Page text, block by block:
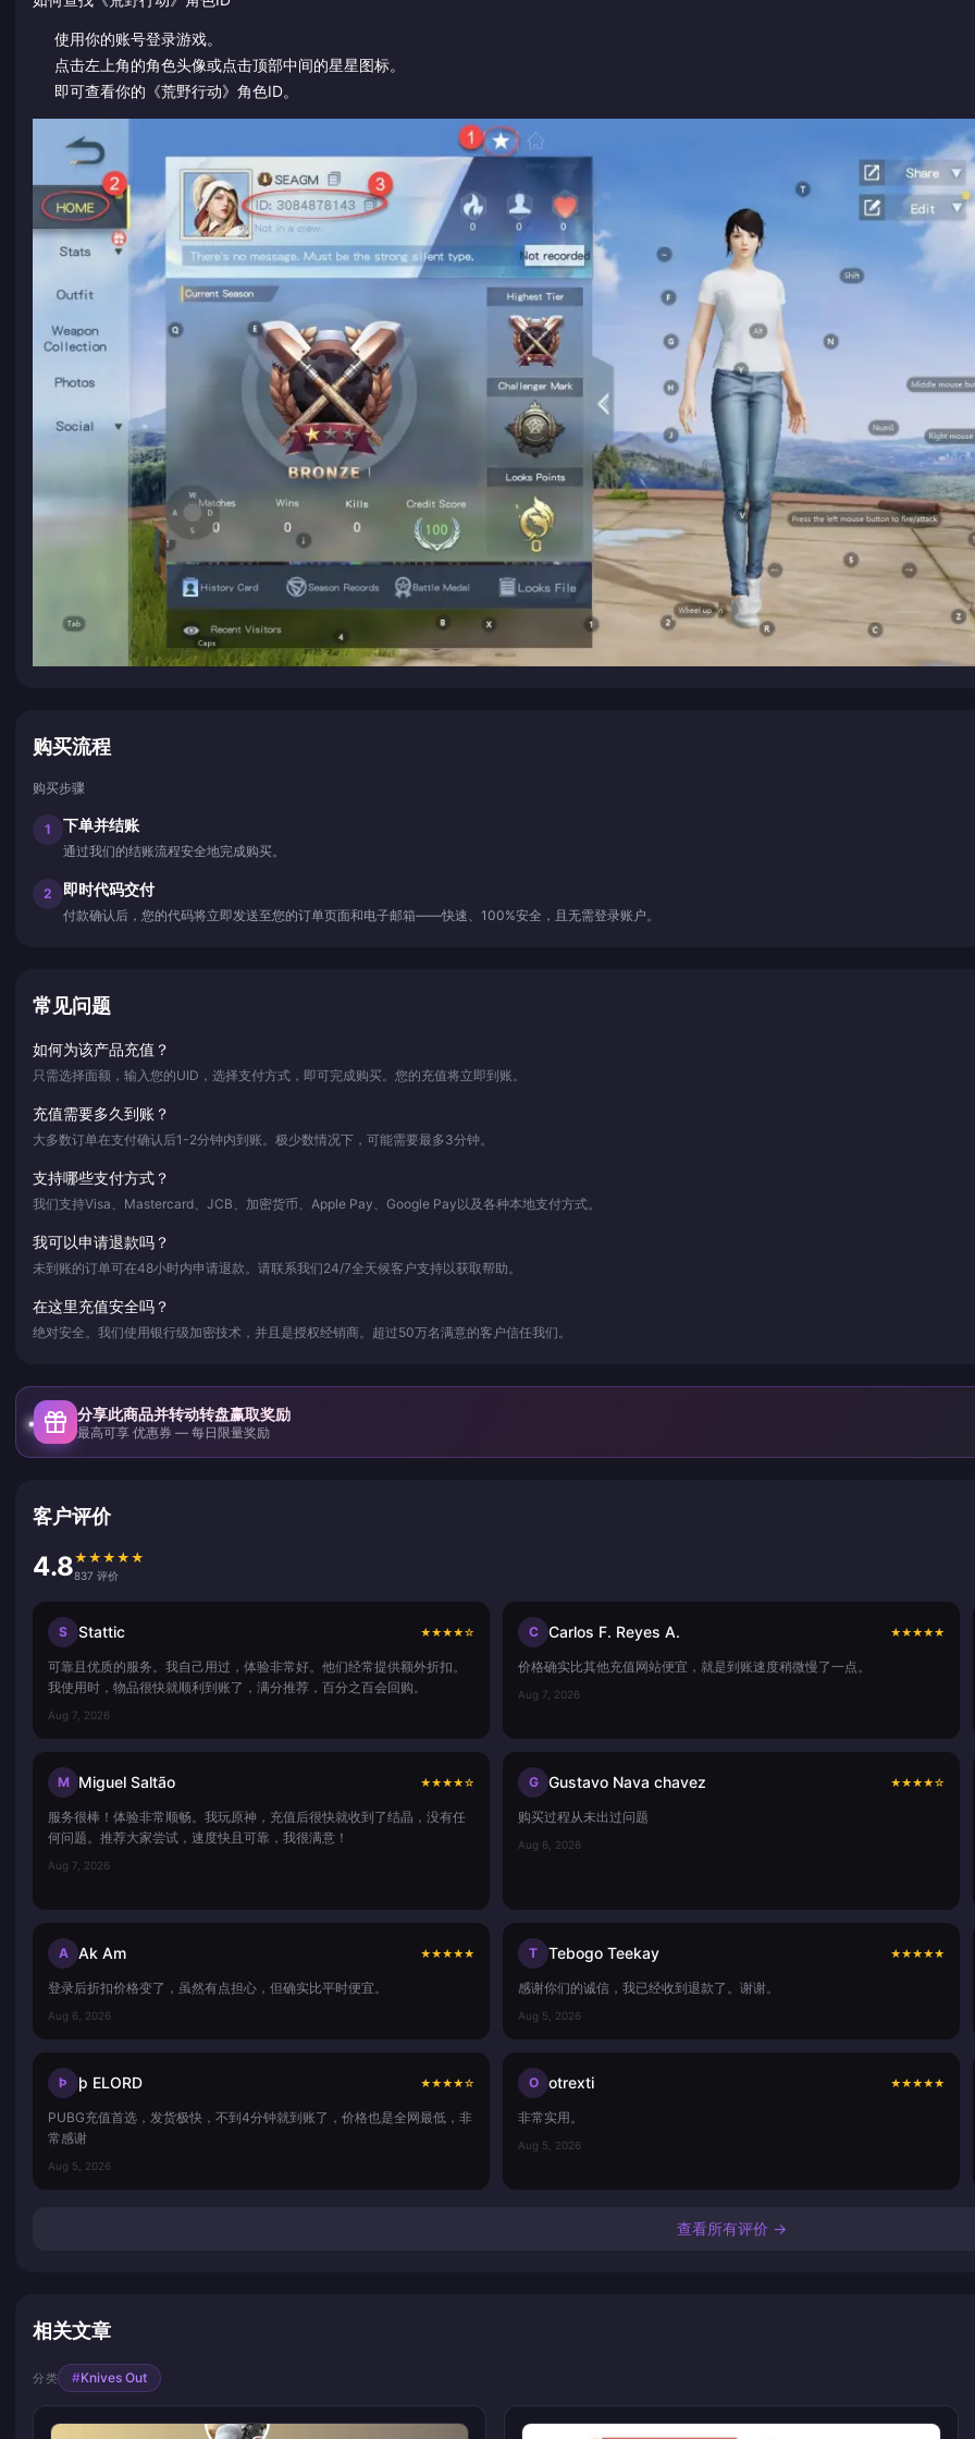
使用你的账号登录游戏。
点击左上角的角色头像或点击顶部中间的星星图标。
即可查看你的《荒野行动》角色ID。
购买流程
购买步骤
1 下单并结账
通过我们的结账流程安全地完成购买。
2 即时代码交付
付款确认后，您的代码将立即发送至您的订单页面和电子邮箱——快速、100%安全，且无需登录账户。
常见问题
如何为该产品充值？
只需选择面额，输入您的UID，选择支付方式，即可完成购买。您的充值将立即到账。
充值需要多久到账？
大多数订单在支付确认后1-2分钟内到账。极少数情况下，可能需要最多3分钟。
支持哪些支付方式？
我们支持Visa、Mastercard、JCB、加密货币、Apple Pay、Google Pay以及各种本地支付方式。
我可以申请退款吗？
未到账的订单可在48小时内申请退款。请联系我们24/7全天候客户支持以获取帮助。
在这里充值安全吗？
绝对安全。我们使用银行级加密技术，并且是授权经销商。超过50万名满意的客户信任我们。
分享此商品并转动转盘赢取奖励
最高可享 优惠券 — 每日限量奖励
客户评价
4.8★ ★ ★ ★ ★
837 评价
S Stattic ★★★★☆
可靠且优质的服务。我自己用过，体验非常好。他们经常提供额外折扣。
我使用时，物品很快就顺利到账了，满分推荐，百分之百会回购。
Aug 7, 2026
C Carlos F. Reyes A. ★★★★★
价格确实比其他充值网站便宜，就是到账速度稍微慢了一点。
Aug 7, 2026
M Miguel Saltão ★★★★☆
服务很棒！体验非常顺畅。我玩原神，充值后很快就收到了结晶，没有任
何问题。推荐大家尝试，速度快且可靠，我很满意！
Aug 7, 2026
G Gustavo Nava chavez ★★★★☆
购买过程从未出过问题
Aug 6, 2026
A Ak Am ★★★★★
登录后折扣价格变了，虽然有点担心，但确实比平时便宜。
Aug 6, 2026
T Tebogo Teekay ★★★★★
感谢你们的诚信，我已经收到退款了。谢谢。
Aug 5, 2026
Þ þ ELORD ★★★★☆
PUBG充值首选，发货极快，不到4分钟就到账了，价格也是全网最低，非
常感谢
Aug 5, 2026
O otrexti ★★★★★
非常实用。
Aug 5, 2026
查看所有评价 →
相关文章
分类 #Knives Out